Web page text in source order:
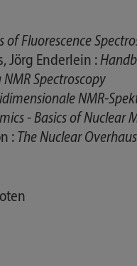
of Fluorescence
Jörg Enderlein :
Spectroscopy
NMR-
- Basics of Nuclear
: The Nuclear